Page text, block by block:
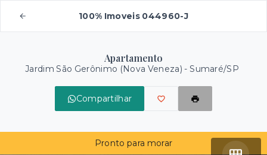
100% Imoveis 044960-J
Apartamento
Jardim São Gerônimo (Nova Veneza) - Sumaré/SP
Compartilhar
Pronto para morar